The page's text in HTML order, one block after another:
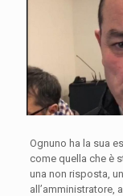
Ognuno ha la sua
come quella che è
una non risposta,
all’amministratore,